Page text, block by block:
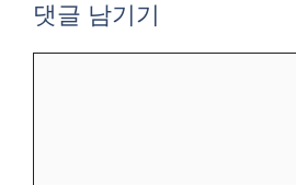
댓글 남기기